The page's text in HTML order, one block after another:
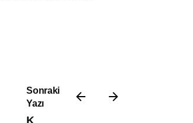
Sonraki
Yazı
K